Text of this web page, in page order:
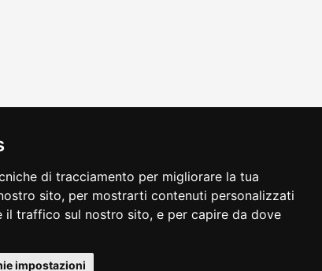
di tracciamento per migliorare la tua
sito, per mostrarti contenuti personalizzati
il traffico sul nostro sito, e per capire da dove
impostazioni
o omissioni